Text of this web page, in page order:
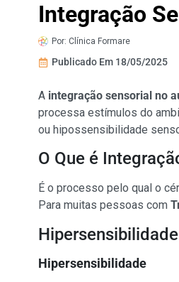
Integração
Por: Clínica Formare
Publicado Em 18/05/2025
A integração sensorial no
processa estímulos do
ou hipossensibilidade
O Que é
É o processo pelo qual o
Para muitas pessoas com
Hipersensibilidade